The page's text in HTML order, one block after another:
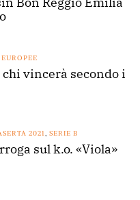
chi vincerà secondo i
2021, SERIE B
sul k.o. «Viola»